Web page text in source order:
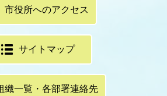
市役所へのアクセス
サイトマップ
織一覧・各部署連絡先